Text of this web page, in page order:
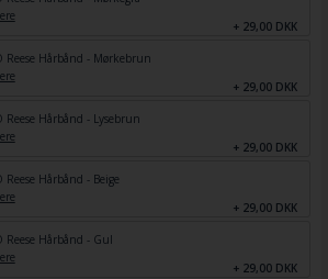
+ 29,00 DKK
Reese Hårbånd - Mørkebrun
+ 29,00 DKK
Reese Hårbånd - Lysebrun
+ 29,00 DKK
Reese Hårbånd - Beige
+ 29,00 DKK
Reese Hårbånd - Gul
+ 29,00 DKK